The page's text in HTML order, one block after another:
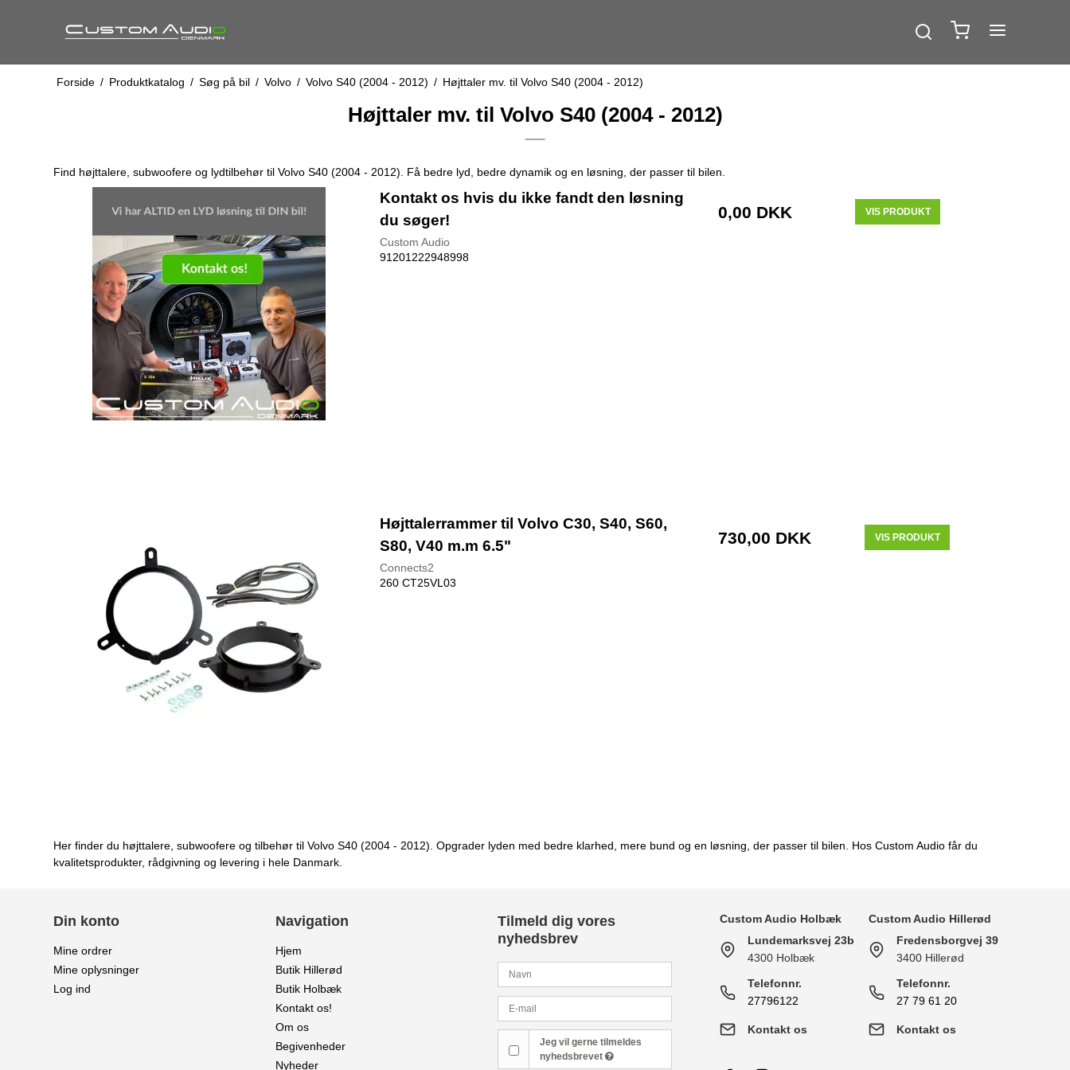
Forside / Produktkatalog / Søg på bil / Volvo / Volvo S40 (2004 - 2012) / Højttaler mv. til Volvo S40 (2004 - 2012)
Højttaler mv. til Volvo S40 (2004 - 2012)
Find højttalere, subwoofere og lydtilbehør til Volvo S40 (2004 - 2012). Få bedre lyd, bedre dynamik og en løsning, der passer til bilen.
Kontakt os hvis du ikke fandt den løsning
du søger!
Custom Audio
91201222948998
0,00 DKK VIS PRODUKT
Højttalerrammer til Volvo C30, S40, S60,
S80, V40 m.m 6.5"
Connects2
260 CT25VL03
730,00 DKK VIS PRODUKT
Her finder du højttalere, subwoofere og tilbehør til Volvo S40 (2004 - 2012). Opgrader lyden med bedre klarhed, mere bund og en løsning, der passer til bilen. Hos Custom Audio får du
kvalitetsprodukter, rådgivning og levering i hele Danmark.
Din konto
Mine ordrer
Mine oplysninger
Log ind
Navigation
Hjem
Butik Hillerød
Butik Holbæk
Kontakt os!
Om os
Begivenheder
Nyheder
Tilmeld dig vores
nyhedsbrev
Jeg vil gerne tilmeldes
nyhedsbrevet
Custom Audio Holbæk
Lundemarksvej 23b
4300 Holbæk
Telefonnr.
27796122
Kontakt os
Custom Audio Hillerød
Fredensborgvej 39
3400 Hillerød
Telefonnr.
27 79 61 20
Kontakt os